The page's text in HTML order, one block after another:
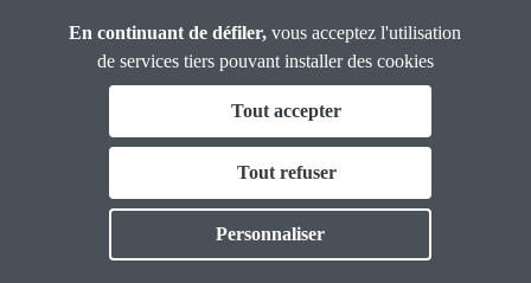
2 OCTOBRE - Manifestation
En continuant de défiler, vous acceptez l'utilisation
de services tiers pouvant installer des cookies
Tout accepter
Tout refuser
Personnaliser